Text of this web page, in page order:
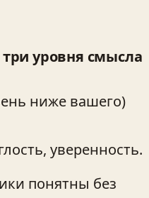
уровня смысла
ниже вашего)
уверенность.
понятны без